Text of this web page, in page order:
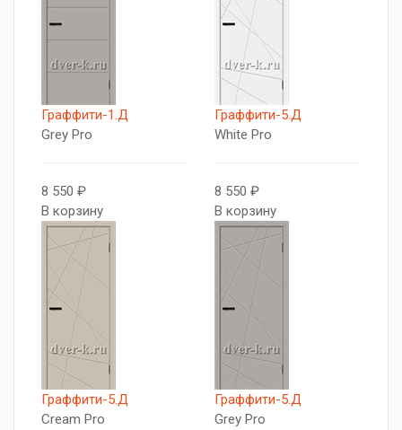
Граффити-1.Д
Grey Pro
8 550 ₽
В корзину
Граффити-5.Д
White Pro
8 550 ₽
В корзину
Граффити-5.Д
Cream Pro
Граффити-5.Д
Grey Pro